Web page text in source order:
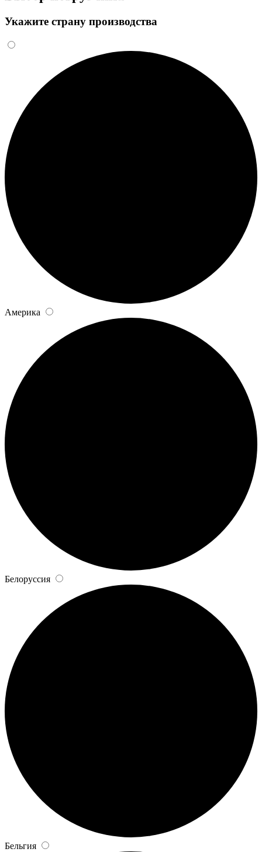
Укажите страну производства
Америка
Белоруссия
Бельгия